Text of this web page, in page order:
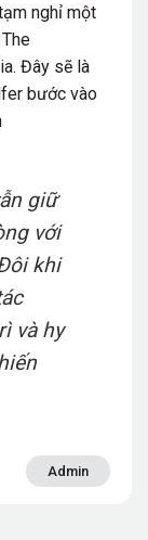
nghỉ một
Đây sẽ là
bước vào
giữ
với
khi
và hy
Admin